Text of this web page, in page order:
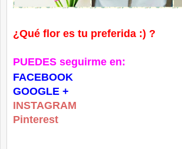
¿Qué flor es tu preferida :) ?
PUEDES seguirme en:
FACEBOOK
GOOGLE +
INSTAGRAM
Pinterest